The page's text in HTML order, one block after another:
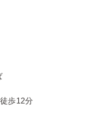
歩12分